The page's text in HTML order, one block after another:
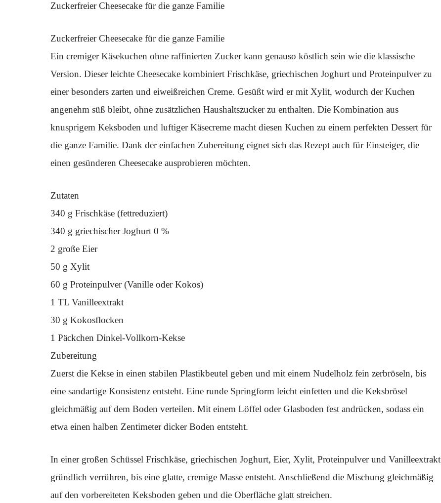
Zuckerfreier Cheesecake für die ganze Familie
Zuckerfreier Cheesecake für die ganze Familie
Ein cremiger Käsekuchen ohne raffinierten Zucker kann genauso köstlich sein wie die klassische
Version. Dieser leichte Cheesecake kombiniert Frischkäse, griechischen Joghurt und Proteinpulver zu
einer besonders zarten und eiweißreichen Creme. Gesüßt wird er mit Xylit, wodurch der Kuchen
angenehm süß bleibt, ohne zusätzlichen Haushaltszucker zu enthalten. Die Kombination aus
knusprigem Keksboden und luftiger Käsecreme macht diesen Kuchen zu einem perfekten Dessert für
die ganze Familie. Dank der einfachen Zubereitung eignet sich das Rezept auch für Einsteiger, die
einen gesünderen Cheesecake ausprobieren möchten.
Zutaten
340 g Frischkäse (fettreduziert)
340 g griechischer Joghurt 0 %
2 große Eier
50 g Xylit
60 g Proteinpulver (Vanille oder Kokos)
1 TL Vanilleextrakt
30 g Kokosflocken
1 Päckchen Dinkel-Vollkorn-Kekse
Zubereitung
Zuerst die Kekse in einen stabilen Plastikbeutel geben und mit einem Nudelholz fein zerbröseln, bis
eine sandartige Konsistenz entsteht. Eine runde Springform leicht einfetten und die Keksbrösel
gleichmäßig auf dem Boden verteilen. Mit einem Löffel oder Glasboden fest andrücken, sodass ein
etwa einen halben Zentimeter dicker Boden entsteht.
In einer großen Schüssel Frischkäse, griechischen Joghurt, Eier, Xylit, Proteinpulver und Vanilleextrakt
gründlich verrühren, bis eine glatte, cremige Masse entsteht. Anschließend die Mischung gleichmäßig
auf den vorbereiteten Keksboden geben und die Oberfläche glatt streichen.